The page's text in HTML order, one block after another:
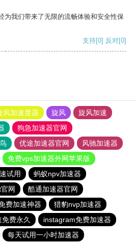
为我们带来了无限的流畅体验和安全性保
支持[0] 反对[0]
风加速度器 旋风
旋风加速
狗急加速器官网
优途加速器官网
风驰加速器
免费vps加速器外网苹果版
试用
蚂蚁npv加速器
网
酷通加速器官网
费加速神器
猎豹nvp加速器
费永久
instagram免费加速器
每天试用一小时加速器